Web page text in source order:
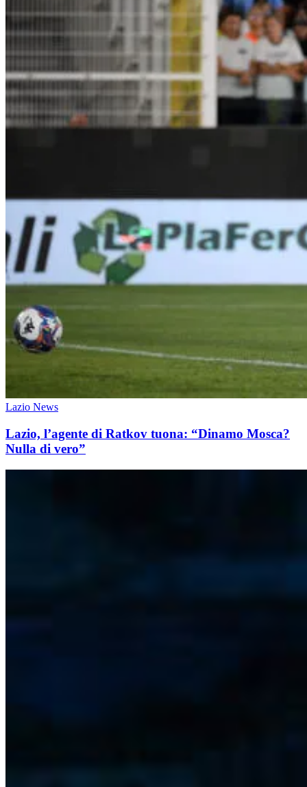
Lazio News
Lazio, l’agente di Ratkov tuona: “Dinamo Mosca?
Nulla di vero”